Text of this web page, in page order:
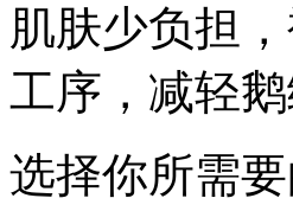
肌肤少负担
工序，减轻鹅
选择你所需